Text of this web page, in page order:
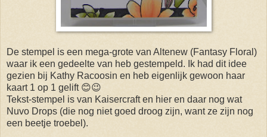
De stempel is een mega-grote van Altenew (Fantasy Floral)
waar ik een gedeelte van heb gestempeld. Ik had dit idee
gezien bij Kathy Racoosin en heb eigenlijk gewoon haar
kaart 1 op 1 gelift 😊😉
Tekst-stempel is van Kaisercraft en hier en daar nog wat
Nuvo Drops (die nog niet goed droog zijn, want ze zijn nog
een beetje troebel).